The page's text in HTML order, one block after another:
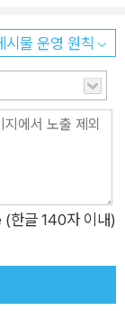
란 무엇인지, 한
를 보여주는 교범
쩌면 새로울 것 없
. 그의 등장 이후
케티는 검증 대
한 차례 열풍이 지
는 프로젝트를 기
시물 운영 원칙
글 140자 이내)